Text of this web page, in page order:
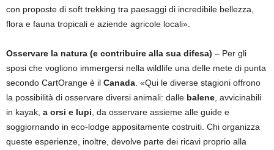
con proposte di soft trekking tra paesaggi di incredibile bellezza,
flora e fauna tropicali e aziende agricole locali».
Osservare la natura (e contribuire alla sua difesa) – Per gli
sposi che vogliono immergersi nella wildlife una delle mete di punta
secondo CartOrange è il Canada . «Qui le diverse stagioni offrono
la possibilità di osservare diversi animali: dalle balene , avvicinabili
in kayak, a orsi e lupi , da osservare assieme alle guide e
soggiornando in eco-lodge appositamente costruiti. Chi organizza
queste esperienze, inoltre, devolve parte dei ricavi proprio alla